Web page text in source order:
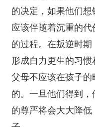
的决定，如果他们
应该伴随着沉重的
的过程。在叛逆时
形成自力更生的习惯
父母不应该在孩子
的。一旦他们得到
的尊严将会大大降